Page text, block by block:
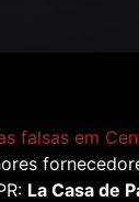
falsas em
La Casa de